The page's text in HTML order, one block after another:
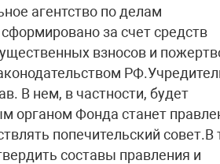
агентство по делам
за счет средств
взносов и
В нем, в частности, будет
органом Фонда станет
попечительский совет.В
составы правления и